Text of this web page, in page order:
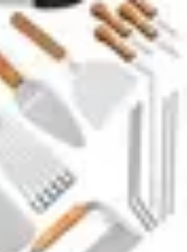
Avis & Comparatifs